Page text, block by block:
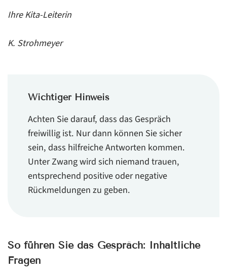
Ihre Kita-Leiterin
K. Strohmeyer
Wichtiger Hinweis
Achten Sie darauf, dass das Gespräch
freiwillig ist. Nur dann können Sie sicher
sein, dass hilfreiche Antworten kommen.
Unter Zwang wird sich niemand trauen,
entsprechend positive oder negative
Rückmeldungen zu geben.
So führen Sie das Gespräch: Inhaltliche
Fragen